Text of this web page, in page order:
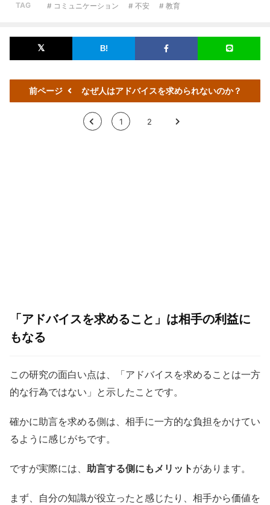
TAG # コミュニケーション # 不安 # 教育
前ページ なぜ人はアドバイスを求められないのか？
< 1 2 >
「アドバイスを求めること」は相手の利益に
もなる
この研究の面白い点は、「アドバイスを求めることは一方
的な行為ではない」と示したことです。
確かに助言を求める側は、相手に一方的な負担をかけてい
るように感じがちです。
ですが実際には、 助言する側にもメリット があります。
まず、自分の知識が役立ったと感じたり、相手から価値を